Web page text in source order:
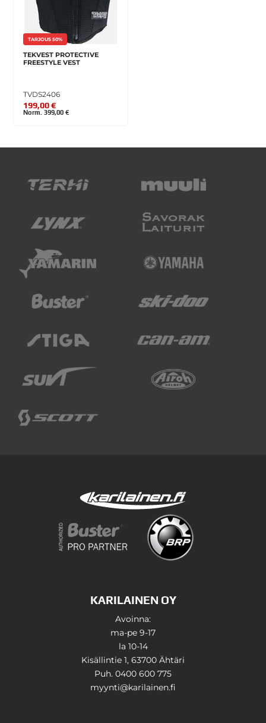
TARJOUS 50%
TEKVEST PROTECTIVE
FREESTYLE VEST
TVDS2406
199,00 €
Norm. 399,00 €
KARILAINEN OY
Avoinna:
ma-pe 9-17
la 10-14
Kisällintie 1, 63700 Ähtäri
Puh. 0400 600 775
myynti@karilainen.fi